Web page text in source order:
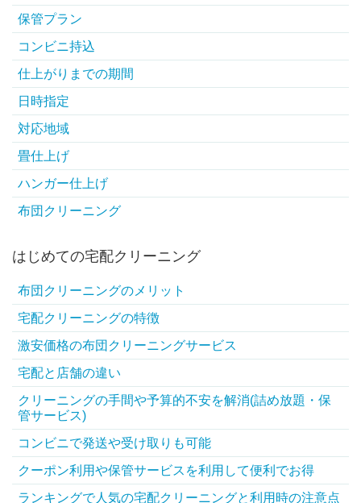
保管プラン
コンビニ持込
仕上がりまでの期間
日時指定
対応地域
畳仕上げ
ハンガー仕上げ
布団クリーニング
はじめての宅配クリーニング
布団クリーニングのメリット
宅配クリーニングの特徴
激安価格の布団クリーニングサービス
宅配と店舗の違い
クリーニングの手間や予算的不安を解消(詰め放題・保
管サービス)
コンビニで発送や受け取りも可能
クーポン利用や保管サービスを利用して便利でお得
ランキングで人気の宅配クリーニングと利用時の注意点